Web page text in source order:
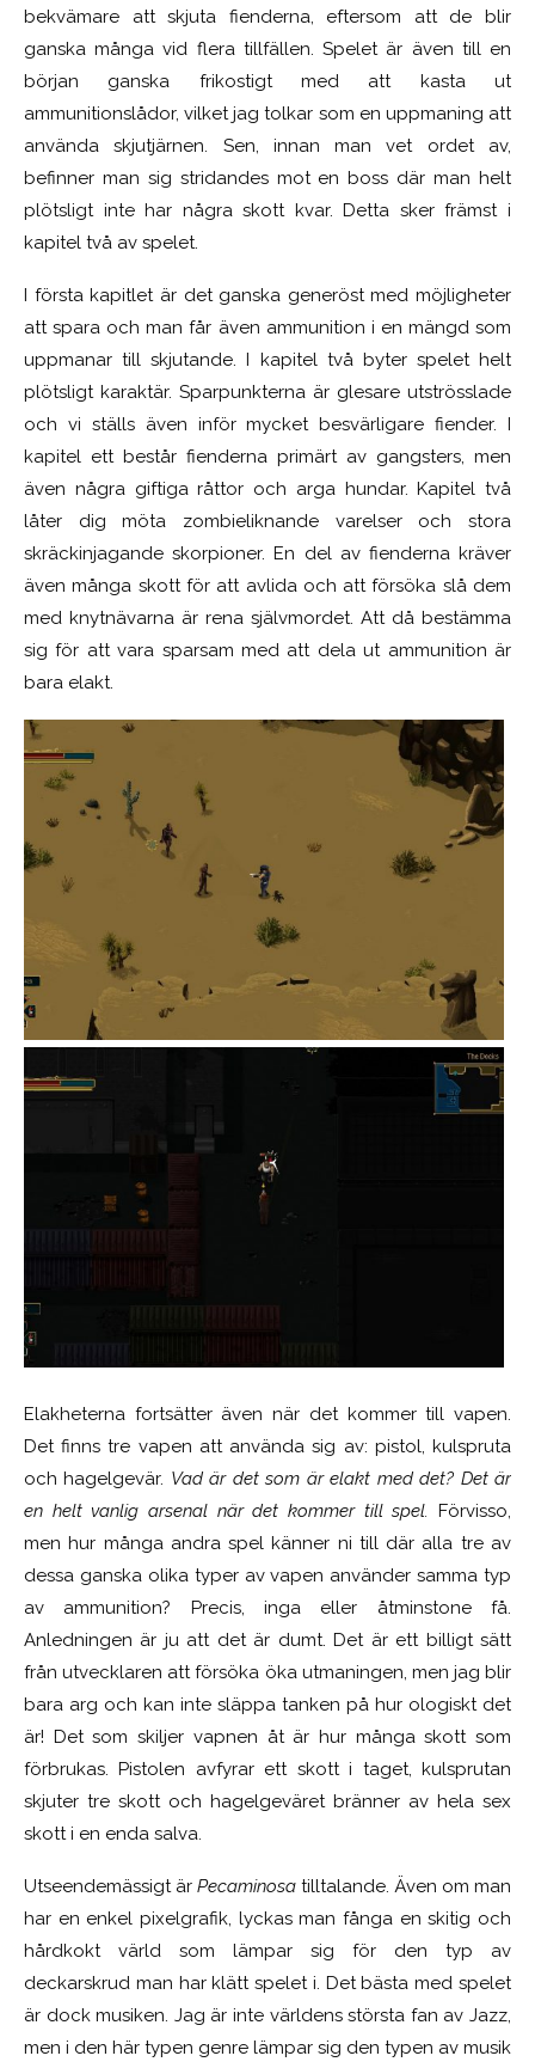
bekvämare att skjuta fienderna, eftersom att de blir
ganska många vid flera tillfällen. Spelet är även till en
början ganska frikostigt med att kasta ut
ammunitionslådor, vilket jag tolkar som en uppmaning att
använda skjutjärnen. Sen, innan man vet ordet av,
befinner man sig stridandes mot en boss där man helt
plötsligt inte har några skott kvar. Detta sker främst i
kapitel två av spelet.
I första kapitlet är det ganska generöst med möjligheter
att spara och man får även ammunition i en mängd som
uppmanar till skjutande. I kapitel två byter spelet helt
plötsligt karaktär. Sparpunkterna är glesare utströsslade
och vi ställs även inför mycket besvärligare fiender. I
kapitel ett består fienderna primärt av gangsters, men
även några giftiga råttor och arga hundar. Kapitel två
låter dig möta zombieliknande varelser och stora
skräckinjagande skorpioner. En del av fienderna kräver
även många skott för att avlida och att försöka slå dem
med knytnävarna är rena självmordet. Att då bestämma
sig för att vara sparsam med att dela ut ammunition är
bara elakt.
Elakheterna fortsätter även när det kommer till vapen.
Det finns tre vapen att använda sig av: pistol, kulspruta
och hagelgevär. Vad är det som är elakt med det? Det är
en helt vanlig arsenal när det kommer till spel.
Förvisso,
men hur många andra spel känner ni till där alla tre av
dessa ganska olika typer av vapen använder samma typ
av ammunition? Precis, inga eller åtminstone få.
Anledningen är ju att det är dumt. Det är ett billigt sätt
från utvecklaren att försöka öka utmaningen, men jag blir
bara arg och kan inte släppa tanken på hur ologiskt det
är! Det som skiljer vapnen åt är hur många skott som
förbrukas. Pistolen avfyrar ett skott i taget, kulsprutan
skjuter tre skott och hagelgeväret bränner av hela sex
skott i en enda salva.
Utseendemässigt är Pecaminosa tilltalande. Även om man
har en enkel pixelgrafik, lyckas man fånga en skitig och
hårdkokt värld som lämpar sig för den typ av
deckarskrud man har klätt spelet i. Det bästa med spelet
är dock musiken. Jag är inte världens största fan av Jazz,
men i den här typen genre lämpar sig den typen av musik